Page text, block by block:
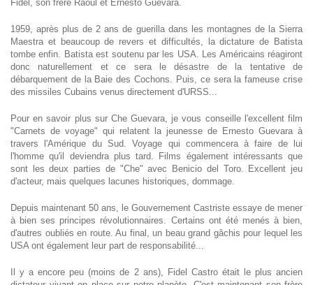
Fidel, son frère Raoul et Ernesto Guevara.
1959, après plus de 2 ans de guerilla dans les montagnes de la Sierra
Maestra et beaucoup de revers et difficultés, la dictature de Batista
tombe enfin. Batista est soutenu par les USA. Les Américains réagiront
donc naturellement et ce sera le désastre de la tentative de
débarquement de la Baie des Cochons. Puis, ce sera la fameuse crise
des missiles Cubains venus directement d'URSS...
Pour en savoir plus sur Che Guevara, je vous conseille l'excellent film
"Carnets de voyage" qui relatent la jeunesse de Ernesto Guevara à
travers l'Amérique du Sud. Voyage qui commencera à faire de lui
l'homme qu'il deviendra plus tard. Films également intéressants que
sont les deux parties de "Che" avec Benicio del Toro. Excellent jeu
d'acteur, mais quelques lacunes historiques, dommage.
Depuis maintenant 50 ans, le Gouvernement Castriste essaye de mener
à bien ses principes révolutionnaires. Certains ont été menés à bien,
d'autres oubliés en route. Au final, un beau grand gâchis pour lequel les
USA ont également leur part de responsabilité...
Il y a encore peu (moins de 2 ans), Fidel Castro était le plus ancien